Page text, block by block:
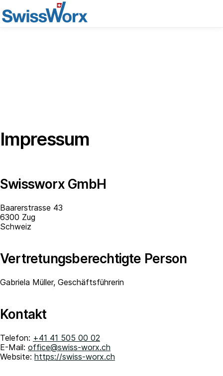
Impressum
Swissworx GmbH
Baarerstrasse 43
6300 Zug
Schweiz
Vertretungsberechtigte Person
Gabriela Müller, Geschäftsführerin
Kontakt
Telefon: +41 41 505 00 02
E-Mail: office@swiss-worx.ch
Website: https://swiss-worx.ch